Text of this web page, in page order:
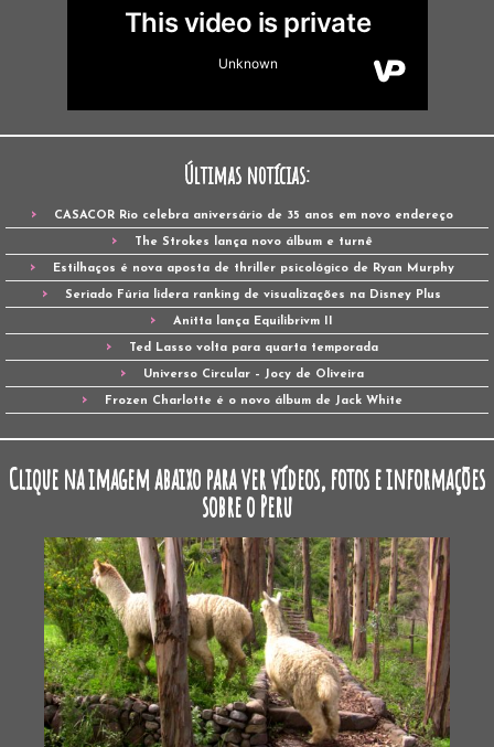
Últimas notícias:
CASACOR Rio celebra aniversário de 35 anos em novo endereço
The Strokes lança novo álbum e turnê
Estilhaços é nova aposta de thriller psicológico de Ryan Murphy
Seriado Fúria lidera ranking de visualizações na Disney Plus
Anitta lança Equilibrivm II
Ted Lasso volta para quarta temporada
Universo Circular – Jocy de Oliveira
Frozen Charlotte é o novo álbum de Jack White
Clique na imagem abaixo para ver vídeos, fotos e informações
sobre o Peru